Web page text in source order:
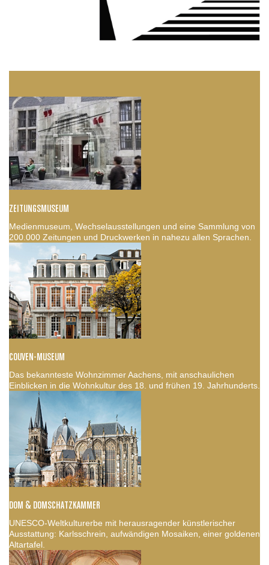
ZEITUNGSMUSEUM
Medienmuseum, Wechselausstellungen und eine Sammlung von
200.000 Zeitungen und Druckwerken in nahezu allen Sprachen.
COUVEN-MUSEUM
Das bekannteste Wohnzimmer Aachens, mit anschaulichen
Einblicken in die Wohnkultur des 18. und frühen 19. Jahrhunderts.
DOM & DOMSCHATZKAMMER
UNESCO-Weltkulturerbe mit herausragender künstlerischer
Ausstattung: Karlsschrein, aufwändigen Mosaiken, einer goldenen
Altartafel.